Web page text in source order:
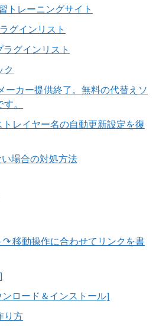
トレーニングサイト
グインリスト
ラグインリスト
ク
ーカー提供終了。無料の代替えソ
。
レイヤー名の自動更新設定を復
場合の対処方法
↷ 移動操作に合わせてリンクを書
ロード & インストール]
り方